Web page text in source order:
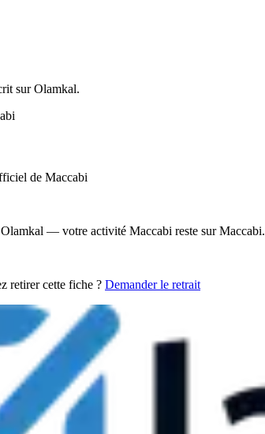
sur Olamkal.
de Maccabi
— votre activité Maccabi reste sur Maccabi.
retirer cette fiche ? Demander le retrait